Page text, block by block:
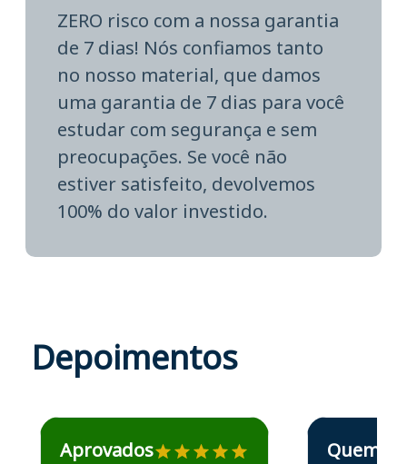
ZERO risco com a nossa garantia
de 7 dias! Nós confiamos tanto
no nosso material, que damos
uma garantia de 7 dias para você
estudar com segurança e sem
preocupações. Se você não
estiver satisfeito, devolvemos
100% do valor investido.
Depoimentos
Estudante José recomenda o Aprova Concursos em
Aprovados
Estudante Elais
Quem